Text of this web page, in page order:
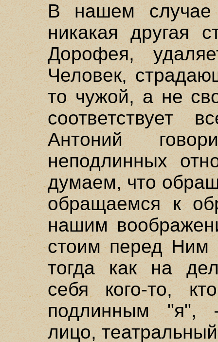
В нашем случае
никакая другая
Дорофея,
Человек,
то чужой, а не
соответствует
Антоний
неподлинных
думаем, что
обращаемся к
нашим
стоим перед Ним
тогда как на
себя кого-то,
подлинным "я",
лицо,